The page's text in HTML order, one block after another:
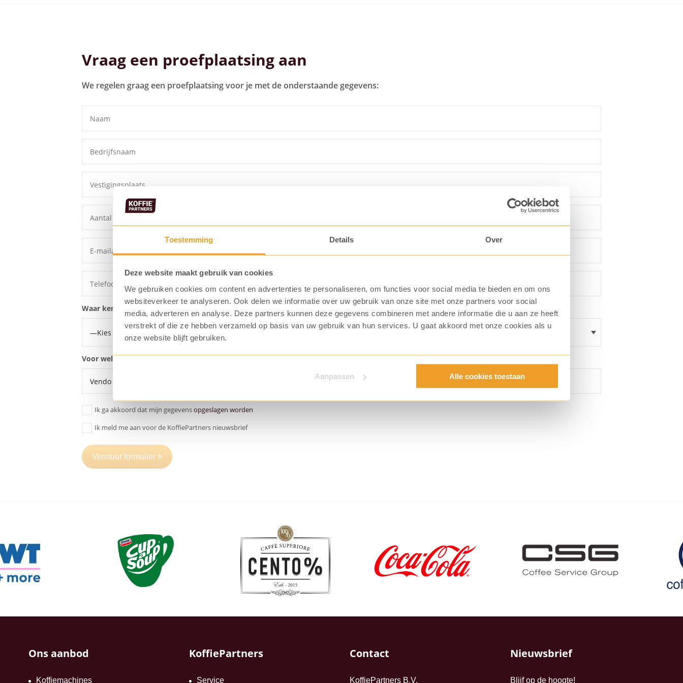
Toestemming Details Over
Deze website maakt gebruik van cookies
We gebruiken cookies om content en advertenties te personaliseren, om functies voor social media te bieden en om ons
websiteverkeer te analyseren. Ook delen we informatie over uw gebruik van onze site met onze partners voor social
media, adverteren en analyse. Deze partners kunnen deze gegevens combineren met andere informatie die u aan ze heeft
verstrekt of die ze hebben verzameld op basis van uw gebruik van hun services. U gaat akkoord met onze cookies als u
onze website blijft gebruiken.
Aanpassen Alle cookies toestaan
Vraag een proefplaatsing aan
We regelen graag een proefplaatsing voor je met de onderstaande gegevens:
Waar ken je ons van?
Voor welke koffiemachine wil je een proefplaatsing?
Ik ga akkoord dat mijn gegevensopgeslagen worden
Ik meld me aan voor de KoffiePartners nieuwsbrief
Verstuur formulier
Ons aanbod
Koffiemachines
KoffiePartners
Service
Contact
KoffiePartners B.V.
Nieuwsbrief
Blijf op de hoogte!